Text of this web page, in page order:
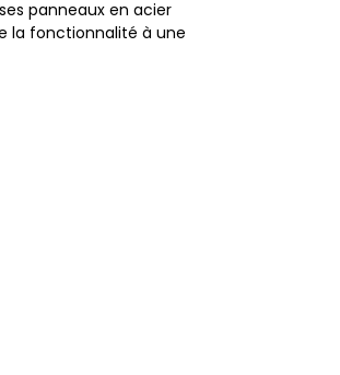
panneaux en acier
la fonctionnalité à une
tiroir en verre et en